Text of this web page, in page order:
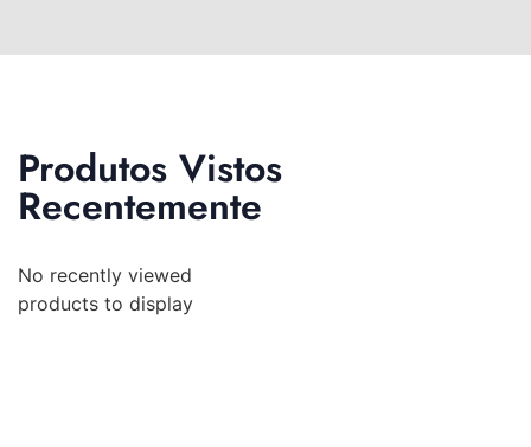
Produtos Vistos
Recentemente
No recently viewed
products to display